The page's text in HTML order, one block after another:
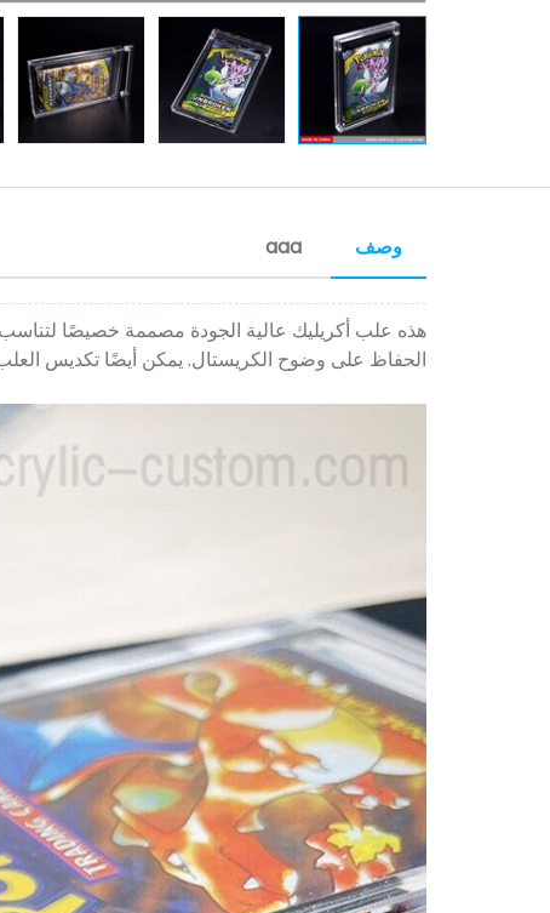
وصف aaa
الحفاظ على وضوح الكريستال. يمكن أيضًا تكديس العلب